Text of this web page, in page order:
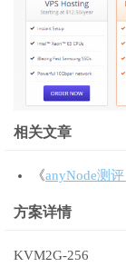
相关文章
《anyNode测
方案详情
KVM2G-256